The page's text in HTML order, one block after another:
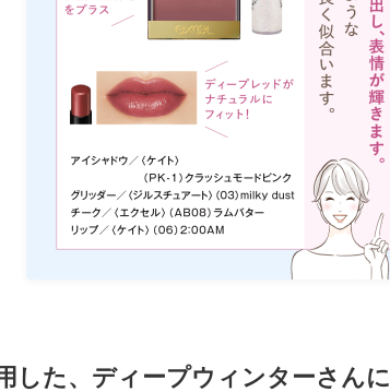
した、ディープウィンターさん